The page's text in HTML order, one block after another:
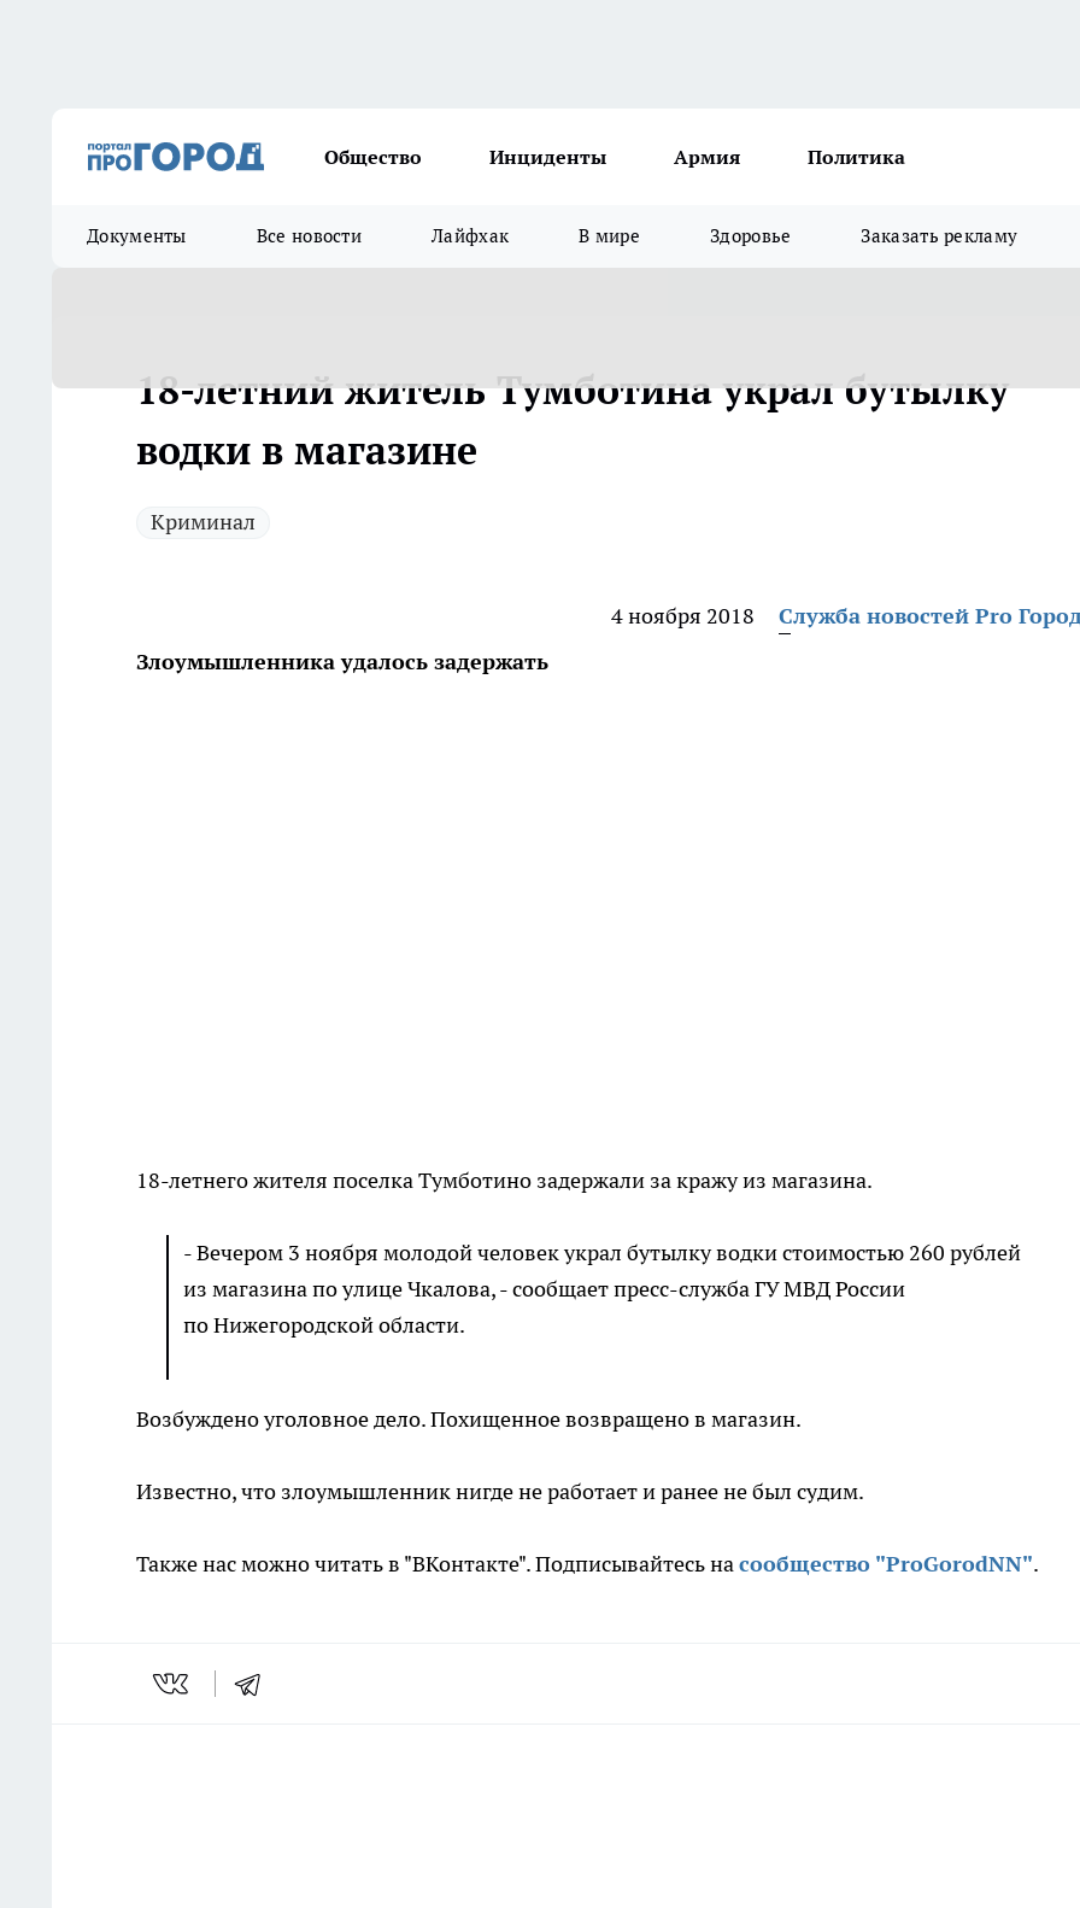
Общество Инциденты Армия Политика
Документы Все новости Лайфхак В мире Здоровье Заказать рекламу
18-летний житель Тумботина украл бутылку
водки в магазине
Криминал
4 ноября 2018
Служба новостей Pro
Злоумышленника удалось задержать
18-летнего жителя поселка Тумботино задержали за кражу из магазина.
- Вечером 3 ноября молодой человек украл бутылку водки стоимостью 260 рублей
из магазина по улице Чкалова, - сообщает пресс-служба ГУ МВД России
по Нижегородской области.
Возбуждено уголовное дело. Похищенное возвращено в магазин.
Известно, что злоумышленник нигде не работает и ранее не был судим.
Также нас можно читать в "ВКонтакте". Подписывайтесь насообщество "ProGorodNN".